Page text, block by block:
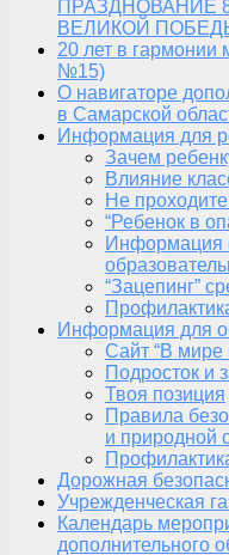
ПРАЗДНОВАНИЕ
ВЕЛИКОЙ
20 лет в
№15)
О навигаторе
в Самарской
Информация для
Зачем
Влияние
Не
“Ребенок в
Информация
“Зацепинг”
Информация для
Сайт “В мире
Подросток и
Твоя позиция
Правила
и природной
Дорожная
Учрежденческая
Календарь
дополнительного